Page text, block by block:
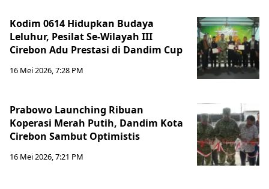
Kodim 0614 Hidupkan Budaya
Leluhur, Pesilat Se-Wilayah III
Cirebon Adu Prestasi di Dandim Cup
16 Mei 2026, 7:28 PM
Prabowo Launching Ribuan
Koperasi Merah Putih, Dandim Kota
Cirebon Sambut Optimistis
16 Mei 2026, 7:21 PM